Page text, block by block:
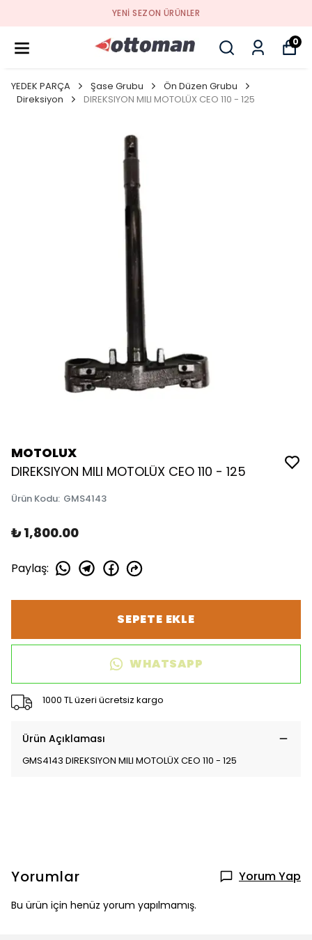
YENI SEZON ÜRÜNLER
0
YEDEK PARÇA Şase Grubu
Ön Düzen Grubu
Direksiyon
DIREKSIYON MILI MOTOLÜX CEO 110 - 125
MOTOLUX
DIREKSIYON MILI MOTOLÜX CEO 110 - 125
Ürün Kodu: GMS4143
₺ 1,800.00
Paylaş:
SEPETE EKLE
WHATSAPP
1000 TL üzeri ücretsiz kargo
Ürün Açıklaması
GMS4143 DIREKSIYON MILI MOTOLÜX CEO 110 - 125
Yorumlar Yorum Yap
Bu ürün için henüz yorum yapılmamış.